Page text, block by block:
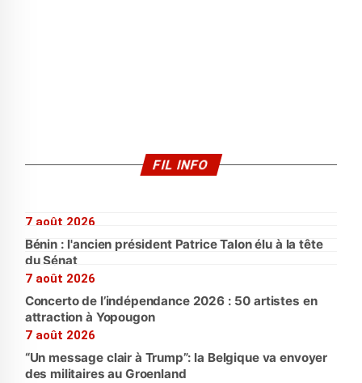
FIL INFO
7 août 2026
Bénin : l'ancien président Patrice Talon élu à la tête
du Sénat
7 août 2026
Concerto de l’indépendance 2026 : 50 artistes en
attraction à Yopougon
7 août 2026
“Un message clair à Trump”: la Belgique va envoyer
des militaires au Groenland